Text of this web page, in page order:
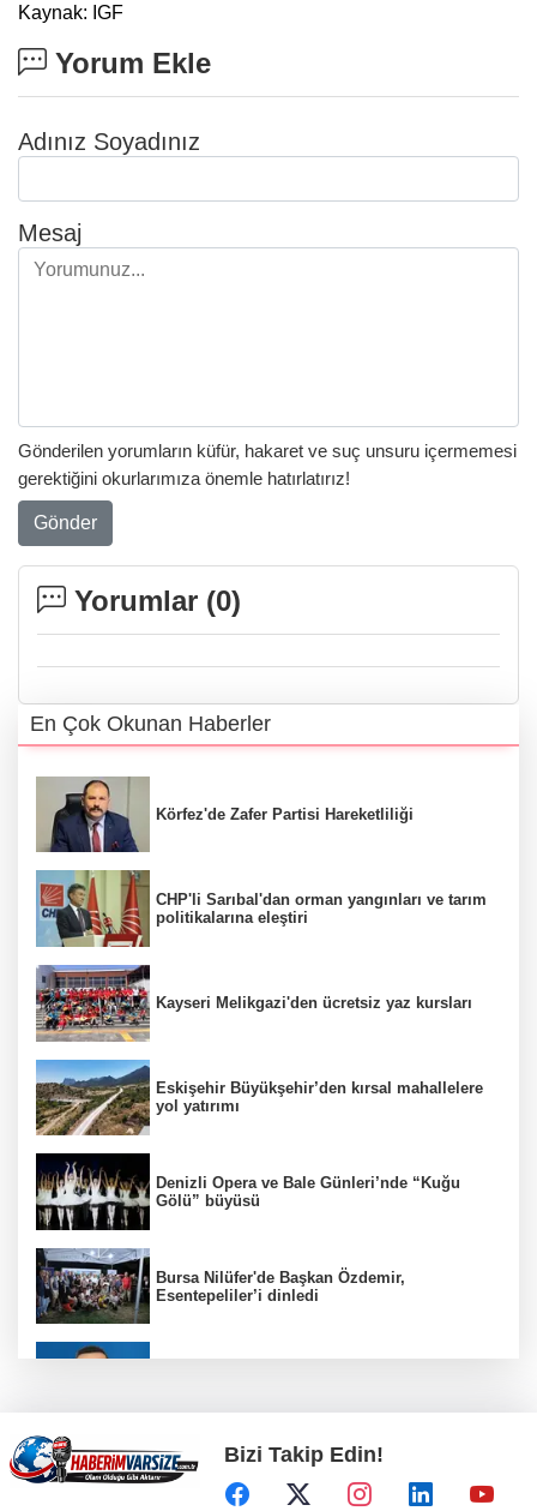
Kaynak: IGF
Yorum Ekle
Adınız Soyadınız
Mesaj
Gönderilen yorumların küfür, hakaret ve suç unsuru içermemesi
gerektiğini okurlarımıza önemle hatırlatırız!
Gönder
Yorumlar (0)
En Çok Okunan Haberler
Körfez'de Zafer Partisi Hareketliliği
CHP'li Sarıbal'dan orman yangınları ve tarım
politikalarına eleştiri
Kayseri Melikgazi'den ücretsiz yaz kursları
Eskişehir Büyükşehir’den kırsal mahallelere
yol yatırımı
Denizli Opera ve Bale Günleri’nde “Kuğu
Gölü” büyüsü
Bursa Nilüfer'de Başkan Özdemir,
Esentepeliler’i dinledi
Kayseri Büyükşehir gökyüzü tutkunlarını
Erciyes'te buluşturacak
Bizi Takip Edin!